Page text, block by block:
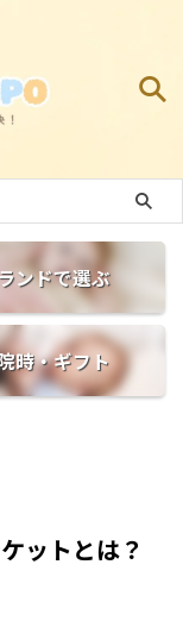
ンドで選ぶ
時・ギフト
ットとは？